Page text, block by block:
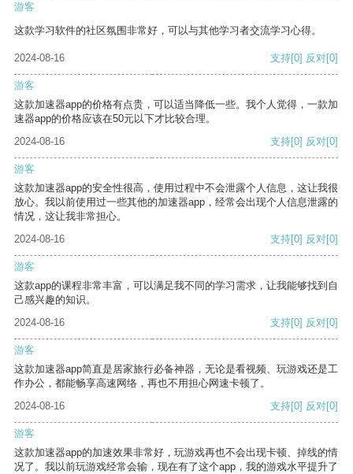
游客
这款学习软件的社区氛围非常好，可以与其他学习者交流学习心得。
2024-08-16 支持[0] 反对[0]
游客
这款加速器app的价格有点贵，可以适当降低一些。我个人觉得，一款加
速器app的价格应该在50元以下才比较合理。
2024-08-16
支持[0] 反对[0]
游客
这款加速器app的安全性很高，使用过程中不会泄露个人信息，这让我很
放心。我以前使用过一些其他的加速器app，经常会出现个人信息泄露的
情况，这让我非常担心。
2024-08-16
支持[0] 反对[0]
游客
这款app的课程非常丰富，可以满足我不同的学习需求，让我能够找到自
己感兴趣的知识。
2024-08-16
支持[0] 反对[0]
游客
这款加速器app简直是居家旅行必备神器，无论是看视频、玩游戏还是工
作办公，都能畅享高速网络，再也不用担心网速卡顿了。
2024-08-16
支持[0] 反对[0]
游客
这款加速器app的加速效果非常好，玩游戏再也不会出现卡顿、掉线的情
况了。我以前玩游戏经常会输，现在有了这个app，我的游戏水平提升了